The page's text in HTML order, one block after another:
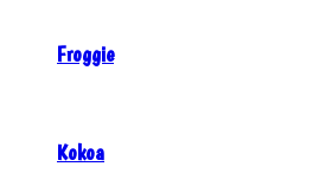
Froggie
Kokoa